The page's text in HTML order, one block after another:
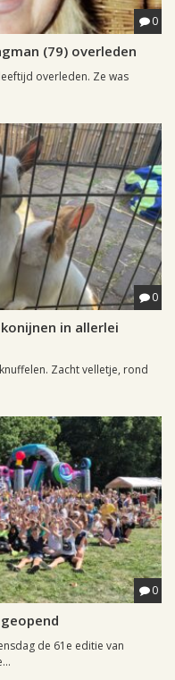
0
(79) overleden
overleden. Ze was
0
in allerlei
Zacht velletje, rond
0
de 61e editie van